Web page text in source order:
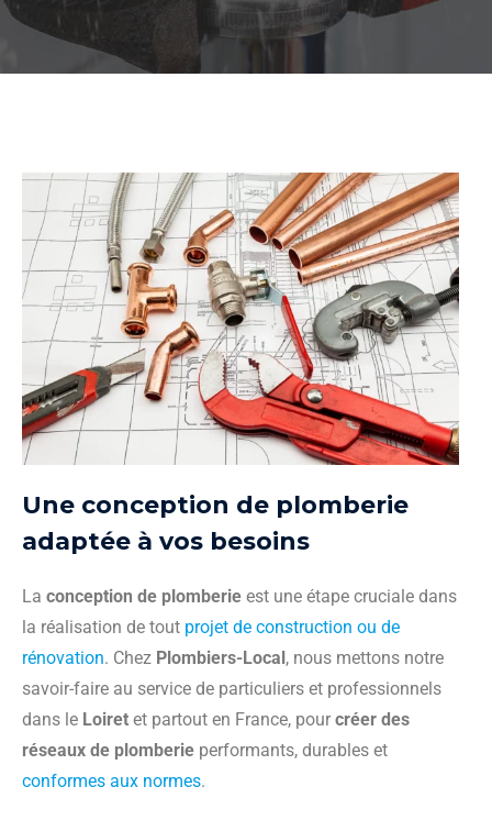
Une conception de plomberie
adaptée à vos besoins
La conception de plomberie est une étape cruciale dans
la réalisation de tout projet de construction ou de
rénovation. Chez Plombiers-Local, nous mettons notre
savoir-faire au service de particuliers et professionnels
dans le Loiret et partout en France, pour créer des
réseaux de plomberie performants, durables et
conformes aux normes.